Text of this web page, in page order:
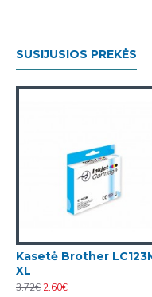
SUSIJUSIOS PREKĖS
Kasetė Brother
XL
3.72€ 2.60€